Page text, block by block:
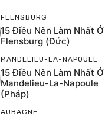
FLENSBURG
15 Điều Nên Làm Nhất Ở
Flensburg (Đức)
MANDELIEU-LA-NAPOULE
15 Điều Nên Làm Nhất Ở
Mandelieu-La-Napoule
(Pháp)
AUBAGNE